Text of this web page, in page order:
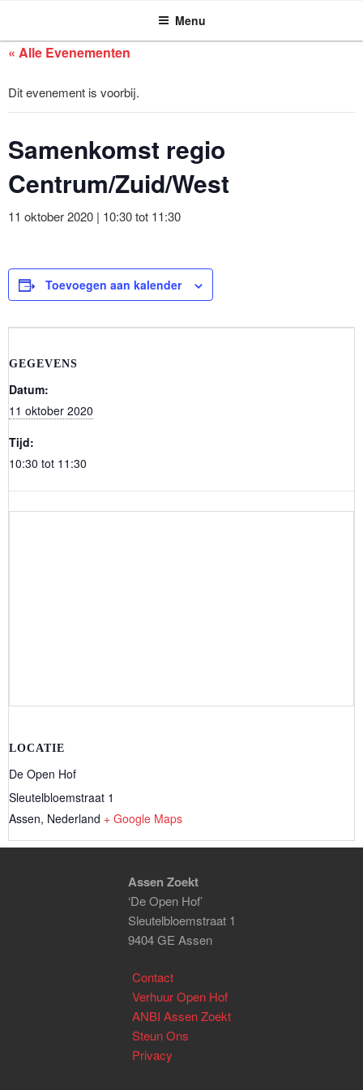
de
ASSEN ZOEKT Menu
« Alle Evenementen
Dit evenement is voorbij.
Samenkomst regio
Centrum/Zuid/West
11 oktober 2020 | 10:30tot 11:30
Toevoegen aan kalender
GEGEVENS
Datum:
11 oktober 2020
Tijd:
10:30 tot 11:30
LOCATIE
De Open Hof
Sleutelbloemstraat 1
Assen, Nederland + Google Maps
Assen Zoekt
‘De Open Hof’
Sleutelbloemstraat 1
9404 GE Assen
Contact
Verhuur Open Hof
ANBI Assen Zoekt
Steun Ons
Privacy